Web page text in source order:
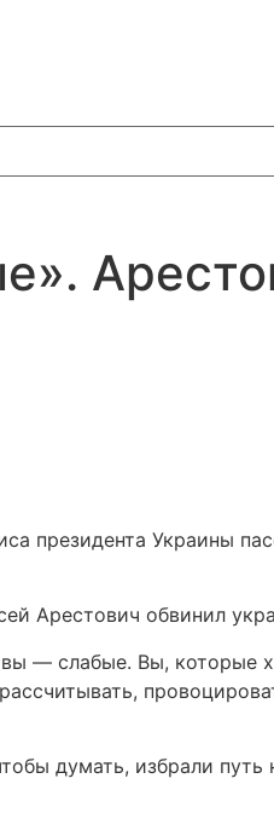
президента Украины
Арестович обвинил
— слабые. Вы, которые
думать, избрали